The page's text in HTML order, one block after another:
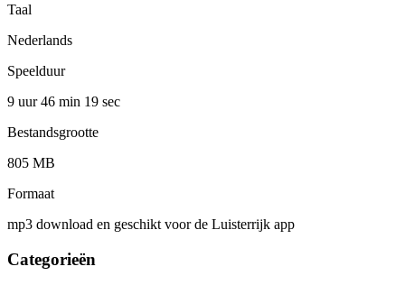
Taal
Nederlands
Speelduur
9 uur 46 min 19 sec
Bestandsgrootte
805 MB
Formaat
mp3 download en geschikt voor de Luisterrijk app
Categorieën